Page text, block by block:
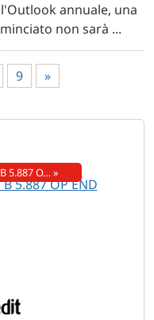
annuale, una
non sarà ...
9 »
5.887 O… »